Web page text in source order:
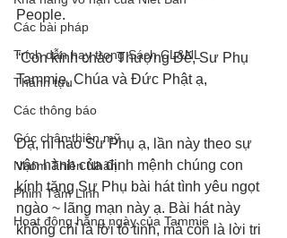
Các bài pháp
Trích dẫn hay trong Sách CL&NL
Thành tựu
Các thông báo
Góc chân thiện mỹ
Nhóm Thiên Nhãn
Phim Tâm Linh
Hoạt động hằng ngày của Tammie
People.
“Con kính chào Thượng Đế, Sư Phụ
Tammie, Chúa và Đức Phật ạ,
Dạ, ní hảo Sư Phụ ạ, lần này theo sự
vận hành của định mệnh chúng con
kính tặng Sư Phụ bài hát tình yêu ngọt
ngào ~ lãng mạn này ạ. Bài hát này
không chỉ là lời tỏ tình, mà còn là lời tri